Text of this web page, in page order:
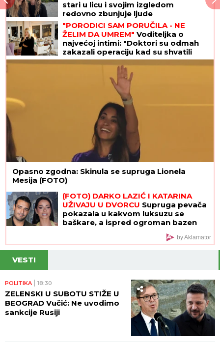
stari u licu i svojim izgledom
redovno zbunjuje ljude
"PORODICI SAM PORUČILA - NE
ŽELIM DA UMREM" Voditeljka o
najvećoj intimi: "Doktori su odmah
zakazali operaciju kad su shvatili
stanje stvari", ovo je samo jednom
Opasno zgodna: Skinula se supruga Lionela
Mesija (FOTO)
(FOTO) DARKO LAZIĆ I KATARINA
UŽIVAJU U DVORCU Supruga pevača
pokazala u kakvom luksuzu se
baškare, a ispred ogroman bazen
by Aklamator
VESTI
POLITIKA 18:30
ZELENSKI U SUBOTU STIŽE U
BEOGRAD Vučić: Ne uvodimo
sankcije Rusiji